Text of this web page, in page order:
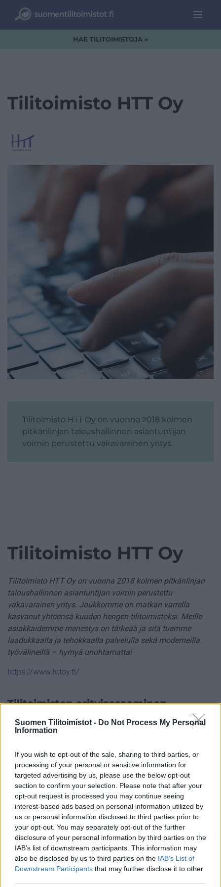
Suomen Tilitoimistot - Do Not Process My Personal
Information
If you wish to opt-out of the sale, sharing to third parties, or
processing of your personal or sensitive information for
targeted advertising by us, please use the below opt-out
section to confirm your selection. Please note that after your
opt-out request is processed you may continue seeing
interest-based ads based on personal information utilized by
us or personal information disclosed to third parties prior to
your opt-out. You may separately opt-out of the further
disclosure of your personal information by third parties on the
IAB’s list of downstream participants. This information may
also be disclosed by us to third parties on the IAB’s List of
Downstream Participants that may further disclose it to other
HAE TILITOIMISTOJA »
Tilitoimisto HTT Oy
Tilitoimisto HTT Oy on vuonna 2018 kolmen
pitkänlinjan taloushallinnon asiantuntijan
voimin perustettu vakavarainen yritys.
Tilitoimisto HTT Oy
Tilitoimisto HTT Oy on vuonna 2018 kolmen pitkänlinjan
taloushallinnon asiantuntijan voimin perustettu
vakavarainen yritys. Joukkomme on matkan varrella
kasvanut yhteensä kuuden hengen tilitoimistoksi. Meille
asiakkaidemme menestys on tärkeää ja sitä tuemme
laadukkaalla ja tehokkaalla palvelulla sekä moderneilla
työvälineillä – hymyä unohtamatta!
https://www.httoy.fi/
Tilitoimiston erityisosaaminen
Palvelukielet
Englanti
Yhtiökoko
Suuret
Keskikokoiset
Pienet
Mikrot